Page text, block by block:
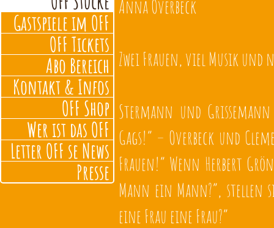
Anna Overbeck
Zwei Frauen, viel Musik und
Stermann und Grissemann
Gags!“ – Overbeck und
Frauen!“ Wenn Herbert
Mann ein Mann?“, stellen
eine Frau eine Frau?“
Gastspiele im OFF
OFF Tickets
Abo Bereich
Kontakt & Infos
OFF Shop
Wer ist das OFF
Letter OFF se News
Presse